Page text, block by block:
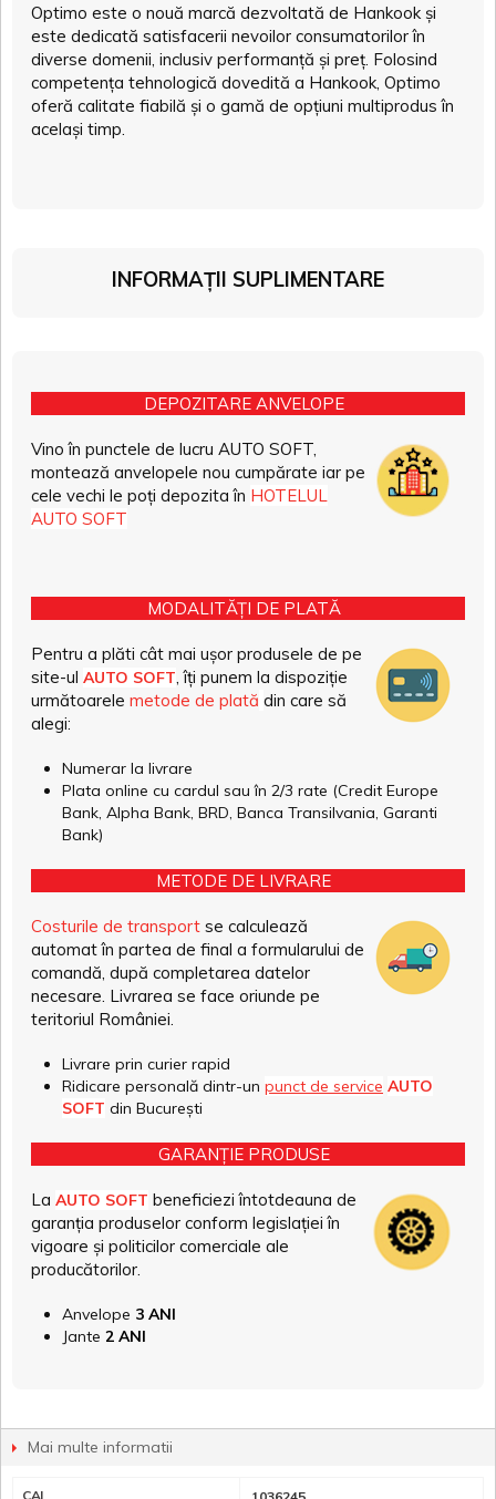
Optimo este o nouă marcă dezvoltată de Hankook și
este dedicată satisfacerii nevoilor consumatorilor în
diverse domenii, inclusiv performanță și preț. Folosind
competența tehnologică dovedită a Hankook, Optimo
oferă calitate fiabilă și o gamă de opțiuni multiprodus în
același timp.
INFORMAȚII SUPLIMENTARE
DEPOZITARE ANVELOPE
Vino în punctele de lucru AUTO SOFT,
montează anvelopele nou cumpărate iar pe
cele vechi le poți depozita în HOTELUL
AUTO SOFT
MODALITĂȚI DE PLATĂ
Pentru a plăti cât mai ușor produsele de pe
site-ul AUTO SOFT , îți punem la dispoziție
următoarele metode de plată din care să
alegi:
Numerar la livrare
Plata online cu cardul sau în 2/3 rate (Credit Europe
Bank, Alpha Bank, BRD, Banca Transilvania, Garanti
Bank)
METODE DE LIVRARE
Costurile de transport se calculează
automat în partea de final a formularului de
comandă, după completarea datelor
necesare. Livrarea se face oriunde pe
teritoriul României.
Livrare prin curier rapid
Ridicare personală dintr-un punct de service AUTO
SOFT din București
GARANȚIE PRODUSE
La AUTO SOFT beneficiezi întotdeauna de
garanția produselor conform legislației în
vigoare și politicilor comerciale ale
producătorilor.
Anvelope 3 ANI
Jante 2 ANI
Mai multe informatii
CAI